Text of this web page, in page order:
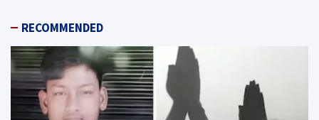
RECOMMENDED